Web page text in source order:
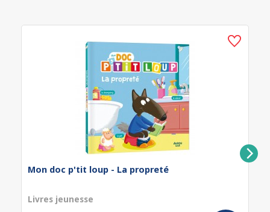
Mon doc p'tit loup - La propreté
Livres jeunesse